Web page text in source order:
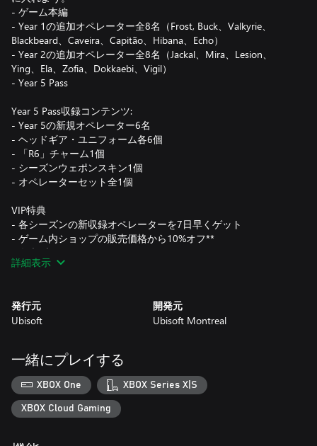
- ゲーム本編
- Year 1の追加オペレーター全8名（Frost, Buck、Valkyrie、
Blackbeard、Caveira、Capitão、Hibana、Echo）
- Year 2の追加オペレーター全8名（Jackal、Mira、Lesion、
Ying、Ela、Zofia、Dokkaebi、Vigil）
- Year 5 Pass
Year 5 Pass収録コンテンツ:
- Year 5の新規オペレーター6名
- ヘッドギア・ユニフォーム各6個
- 「R6」チャーム1個
- シーズンウェポンスキン1個
- オペレーターセット全1個
VIP特典
- 各シーズンの新収録オペレーターを7日早くゲット
- ゲーム内ショップの販売価格から10%オフ**
- 名声ブースト+5%
- バトルパス30%オフ、レベルアップ速度30%アップ
*VIPメンバーシップは2021年1月31日で終了します
**10%割引は名声ポイントまたはR6クレジットでの購入にのみ
詳細表示
発行元
Ubisoft
開発元
Ubisoft Montreal
一緒にプレイする
XBOX One XBOX Series X|S
XBOX Cloud Gaming